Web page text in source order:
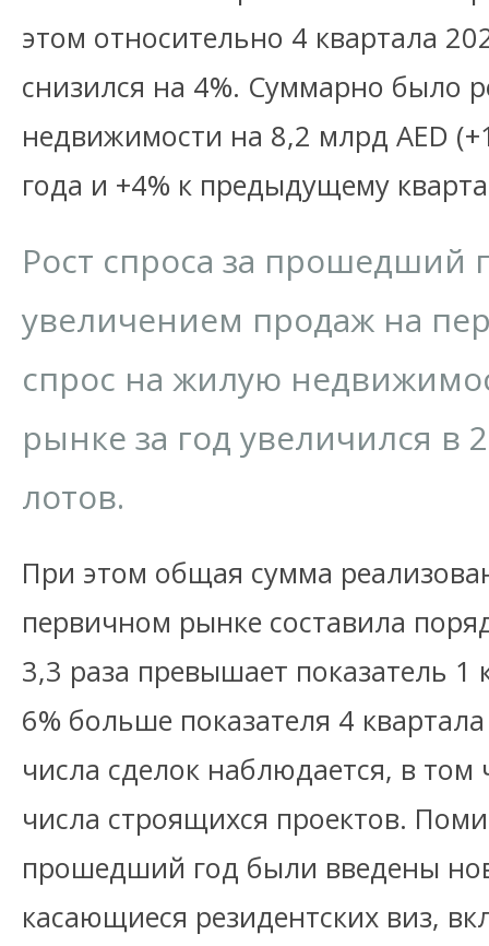
этом относительно 4 квартала
снизился на 4%. Суммарно было
недвижимости на 8,2 млрд AED
года и +4% к предыдущему
Рост спроса за прошедший
увеличением продаж на
спрос на жилую
рынке за год увеличился в
лотов.
При этом общая сумма
первичном рынке составила
3,3 раза превышает показатель 1
6% больше показателя 4
числа сделок наблюдается, в том
числа строящихся проектов.
прошедший год были введены
касающиеся резидентских виз,